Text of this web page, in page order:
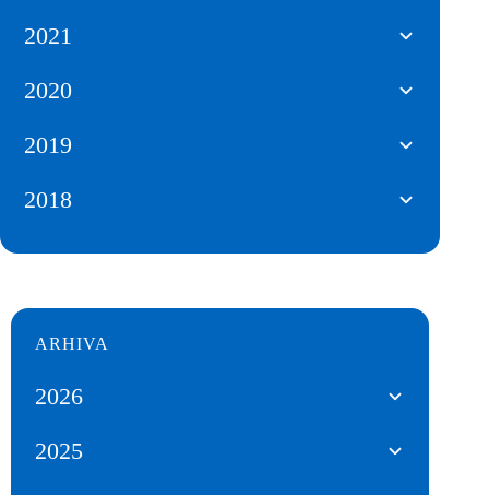
2021
2020
2019
2018
ARHIVA
2026
2025